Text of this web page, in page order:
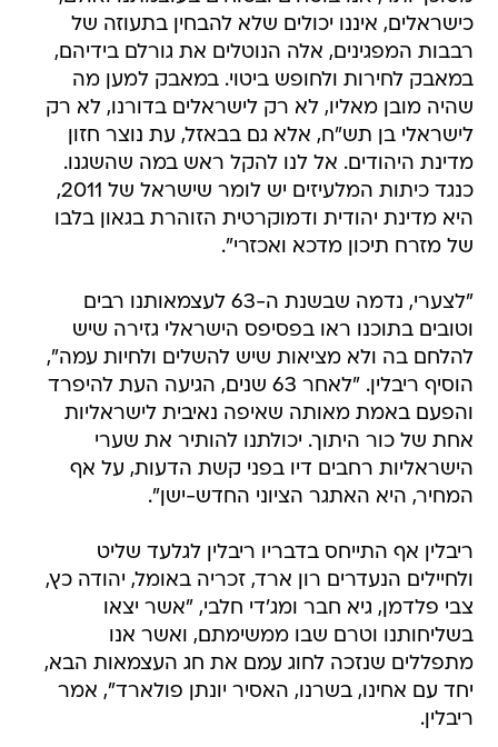
כישראלים, איננו יכולים שלא להבחין בתעוזה של
רבבות המפגינים, אלה הנוטלים את גורלם בידיהם,
במאבק לחירות ולחופש ביטוי. במאבק למען מה
שהיה מובן מאליו, לא רק לישראלים בדורנו, לא רק
לישראלי בן תש"ח, אלא גם בבאזל, עת נוצר חזון
מדינת היהודים. אל לנו להקל ראש במה שהשגנו.
כנגד כיתות המלעיזים יש לומר שישראל של 2011,
היא מדינת יהודית ודמוקרטית הזוהרת בגאון בלבו
של מזרח תיכון מדכא ואכזרי".
"לצערי, נדמה שבשנת ה-63 לעצמאותנו רבים
וטובים בתוכנו ראו בפסיפס הישראלי גזירה שיש
להלחם בה ולא מציאות שיש להשלים ולחיות עמה",
הוסיף ריבלין. "לאחר 63 שנים, הגיעה העת להיפרד
והפעם באמת מאותה שאיפה נאיבית לישראליות
אחת של כור היתוך. יכולתנו להותיר את שערי
הישראליות רחבים דיו בפני קשת הדעות, על אף
המחיר, היא האתגר הציוני החדש-ישן".
ריבלין אף התייחס בדבריו ריבלין לגלעד שליט
ולחיילים הנעדרים רון ארד, זכריה באומל, יהודה כץ,
צבי פלדמן, גיא חבר ומג'די חלבי, "אשר יצאו
בשליחותנו וטרם שבו ממשימתם, ואשר אנו
מתפללים שנזכה לחוג עמם את חג העצמאות הבא,
יחד עם אחינו, בשרנו, האסיר יונתן פולארד", אמר
ריבלין.